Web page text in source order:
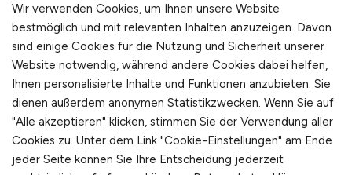
Logistikprozessen und begleitenden
Datenströmen
Kenntnisse in
der Frachtkalkulation, Tourenplanung, Supply
Chain Abläufe
Benefits
Wir verwenden Cookies, um Ihnen unsere Website
bestmöglich und mit relevanten Inhalten anzuzeigen. Davon
sind einige Cookies für die Nutzung und Sicherheit unserer
Website notwendig, während andere Cookies dabei helfen,
Ihnen personalisierte Inhalte und Funktionen anzubieten. Sie
dienen außerdem anonymen Statistikzwecken. Wenn Sie auf
"Alle akzeptieren" klicken, stimmen Sie der Verwendung aller
Cookies zu. Unter dem Link "Cookie-Einstellungen" am Ende
jeder Seite können Sie Ihre Entscheidung jederzeit